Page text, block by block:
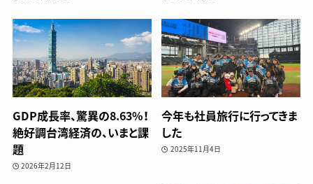
GDP成長率、驚異の8.63%！
絶好調台湾経済の、いまと課
題
2026年2月12日
今年も社員旅行に行ってきま
した
2025年11月4日